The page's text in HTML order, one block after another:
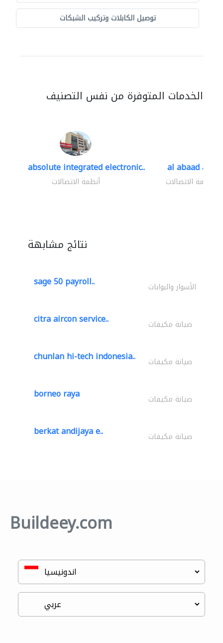
توصيل الكابلات وتركيب الشبكات
الخدمات المتوفرة من نفس التصنيف
absolute integrated electronic..
أنظمة الاتصالات
al abaad al..
أنظمة الاتصالات
نتائج مشابهة
sage 50 payroll.. الأسوار والبوابات
citra aircon service.. صيانة مكيفات
chunlan hi-tech indonesia.. صيانة مكيفات
borneo raya صيانة مكيفات
berkat andijaya e.. صيانة مكيفات
Buildeey.com